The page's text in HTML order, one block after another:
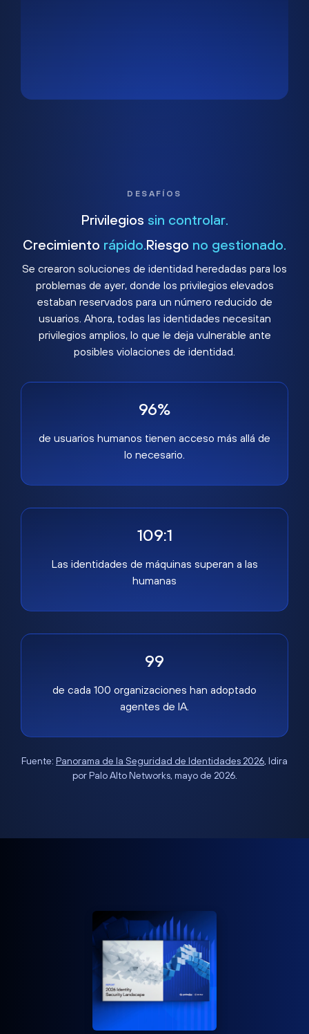
DESAFÍOS
Privilegios sin controlar.
Crecimiento rápido. Riesgo no gestionado.
Se crearon soluciones de identidad heredadas para los
problemas de ayer, donde los privilegios elevados
estaban reservados para un número reducido de
usuarios. Ahora, todas las identidades necesitan
privilegios amplios, lo que le deja vulnerable ante
posibles violaciones de identidad.
96%
de usuarios humanos tienen acceso más allá de
lo necesario.
109:1
Las identidades de máquinas superan a las
humanas
99
de cada 100 organizaciones han adoptado
agentes de IA.
Fuente: Panorama de la Seguridad de Identidades 2026, Idira
por Palo Alto Networks, mayo de 2026.